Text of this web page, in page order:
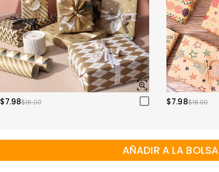
$7.98$18.00 $7.98$18.00
AÑADIR A LA BOLSA